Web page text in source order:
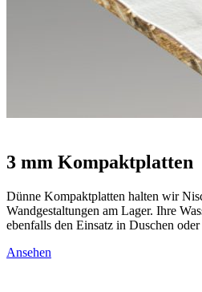
3 mm Kompaktplatten
Dünne Kompaktplatten halten wir
Wandgestaltungen am Lager. Ihre
ebenfalls den Einsatz in Duschen
Ansehen